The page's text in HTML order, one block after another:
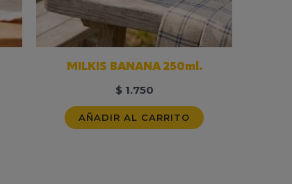
MILKIS BANANA 250ml.
$1.750
AÑADIR AL CARRITO